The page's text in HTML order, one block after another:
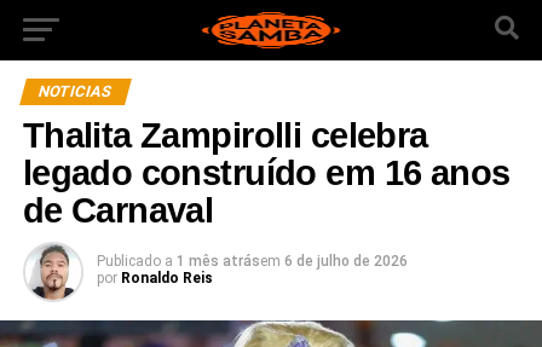
NOTICIAS
Thalita Zampirolli celebra
legado construído em 16 anos
de Carnaval
Publicado a 1 mês atrásem 6 de julho de 2026
por Ronaldo Reis